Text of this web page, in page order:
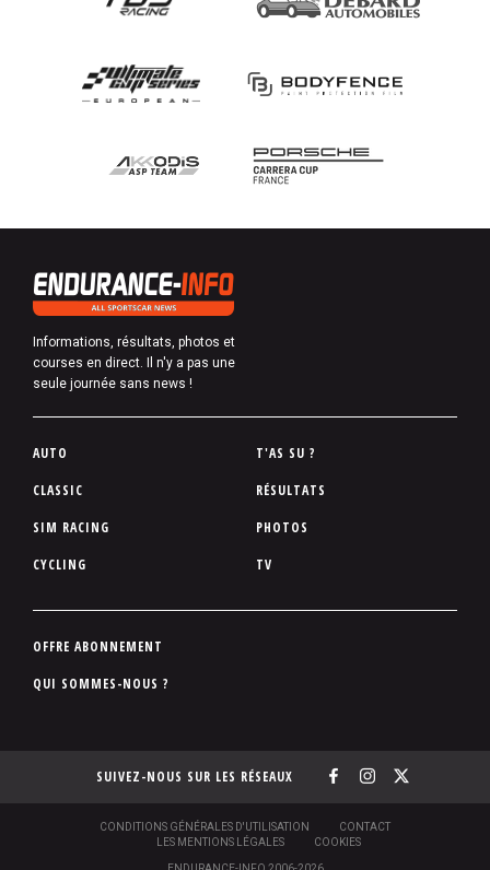
Informations, résultats, photos et
courses en direct. Il n'y a pas une
seule journée sans news !
P
d
d
p
e
AUTO
CLASSIC
SIM RACING
CYCLING
T'AS SU ?
RÉSULTATS
PHOTOS
TV
P
d
p
OFFRE ABONNEMENT
QUI SOMMES-NOUS ?
SUIVEZ-NOUS SUR LES RÉSEAUX
CONDITIONS GÉNÉRALES D'UTILISATION
CONTACT
LES MENTIONS LÉGALES
COOKIES